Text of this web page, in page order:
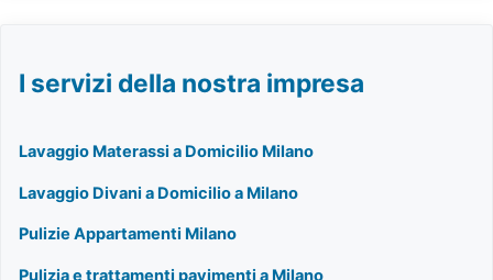
I servizi della nostra impresa
Lavaggio Materassi a Domicilio Milano
Lavaggio Divani a Domicilio a Milano
Pulizie Appartamenti Milano
Pulizia e trattamenti pavimenti a Milano